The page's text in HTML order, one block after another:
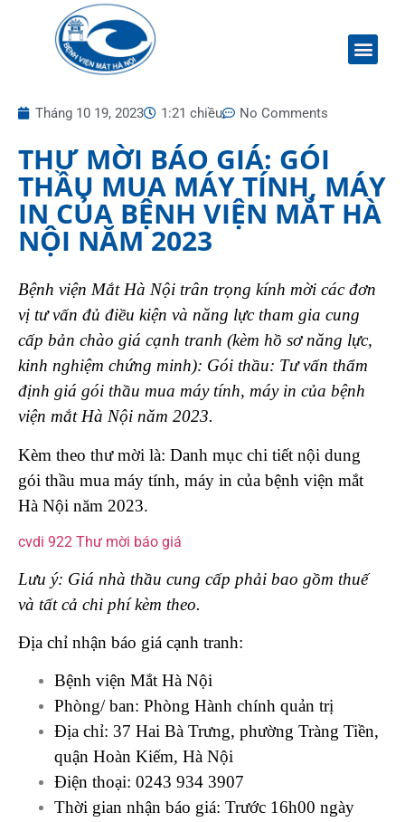
Tháng 10 19, 2023 1:21 chiều No Comments
THƯ MỜI BÁO GIÁ: GÓI
THẦU MUA MÁY TÍNH, MÁY
IN CỦA BỆNH VIỆN MẮT HÀ
NỘI NĂM 2023
Bệnh viện Mắt Hà Nội trân trọng kính mời các đơn
vị tư vấn đủ điều kiện và năng lực tham gia cung
cấp bản chào giá cạnh tranh (kèm hồ sơ năng lực,
kinh nghiệm chứng minh): Gói thầu: Tư vấn thẩm
định giá gói thầu mua máy tính, máy in của bệnh
viện mắt Hà Nội năm 2023.
Kèm theo thư mời là: Danh mục chi tiết nội dung
gói thầu mua máy tính, máy in của bệnh viện mắt
Hà Nội năm 2023.
cvdi 922 Thư mời báo giá
Lưu ý: Giá nhà thầu cung cấp phải bao gồm thuế
và tất cả chi phí kèm theo.
Địa chỉ nhận báo giá cạnh tranh:
Bệnh viện Mắt Hà Nội
Phòng/ ban: Phòng Hành chính quản trị
Địa chỉ: 37 Hai Bà Trưng, phường Tràng Tiền,
quận Hoàn Kiếm, Hà Nội
Điện thoại: 0243 934 3907
Thời gian nhận báo giá: Trước 16h00 ngày